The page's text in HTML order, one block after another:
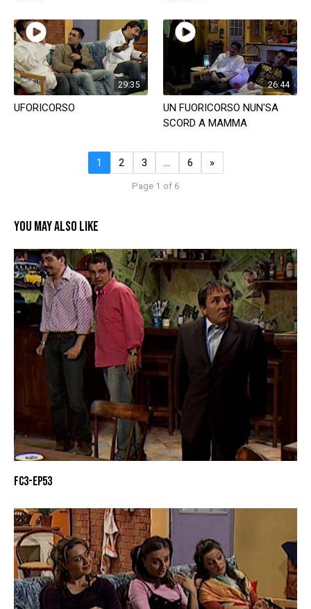
29:35
UFORICORSO
26:44
UN FUORICORSO NUN'SA
SCORD A MAMMA
1 2 3 … 6 »
Page 1 of 6
YOU MAY ALSO LIKE
FC3-EP53